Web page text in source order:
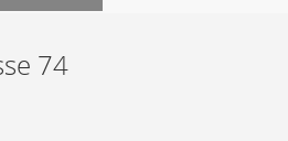
74